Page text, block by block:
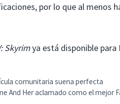
por lo que al menos
Skyrimya está disponible para
comunitaria suena perfecta
And Her aclamado como el mejor